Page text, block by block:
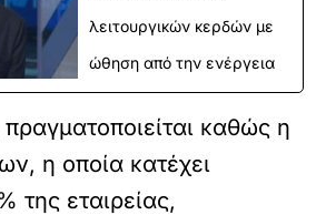
λειτουργικών κερδών με
ώθηση από την ενέργεια
καθώς η
η οποία κατέχει
της εταιρείας,